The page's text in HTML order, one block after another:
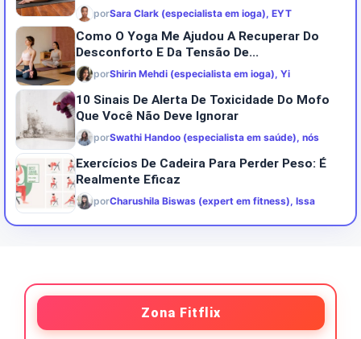
porSara Clark (especialista em ioga), EYT
Como O Yoga Me Ajudou A Recuperar Do
Desconforto E Da Tensão De...
porShirin Mehdi (especialista em ioga), Yi
10 Sinais De Alerta De Toxicidade Do Mofo
Que Você Não Deve Ignorar
porSwathi Handoo (especialista em saúde), nós
Exercícios De Cadeira Para Perder Peso: É
Realmente Eficaz
porCharushila Biswas (expert em fitness), Issa
Zona Fitflix